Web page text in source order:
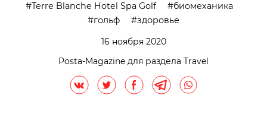
Terre Blanche Hotel Spa Golf
биомеханика
гольф
здоровье
16 ноября 2020
Posta-Magazine для раздела Travel